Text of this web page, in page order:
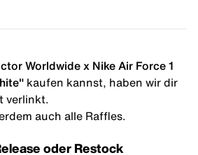
Worldwide x Nike Air Force 1
kaufen kannst, haben wir dir
verlinkt.
auch alle Raffles.
oder Restock